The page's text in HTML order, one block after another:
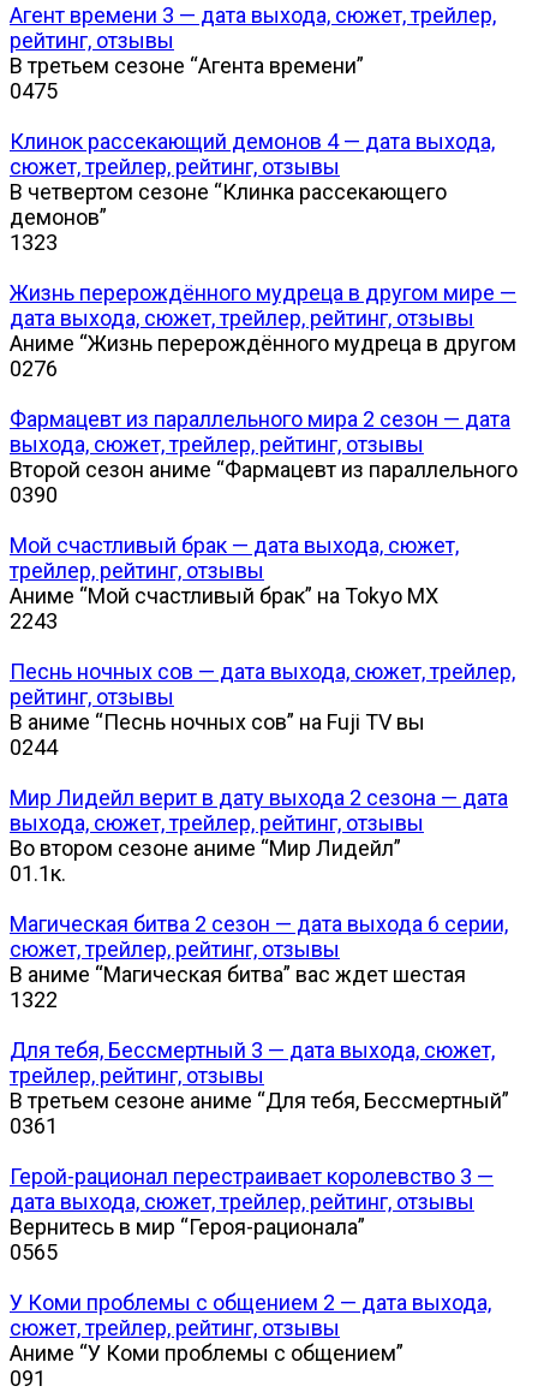
Агент времени 3 — дата выхода, сюжет, трейлер,
рейтинг, отзывы
В третьем сезоне “Агента времени”
0475
Клинок рассекающий демонов 4 — дата выхода,
сюжет, трейлер, рейтинг, отзывы
В четвертом сезоне “Клинка рассекающего
демонов”
1323
Жизнь перерождённого мудреца в другом мире —
дата выхода, сюжет, трейлер, рейтинг, отзывы
Аниме “Жизнь перерождённого мудреца в другом
0276
Фармацевт из параллельного мира 2 сезон — дата
выхода, сюжет, трейлер, рейтинг, отзывы
Второй сезон аниме “Фармацевт из параллельного
0390
Мой счастливый брак — дата выхода, сюжет,
трейлер, рейтинг, отзывы
Аниме “Мой счастливый брак” на Tokyo MX
2243
Песнь ночных сов — дата выхода, сюжет, трейлер,
рейтинг, отзывы
В аниме “Песнь ночных сов” на Fuji TV вы
0244
Мир Лидейл верит в дату выхода 2 сезона — дата
выхода, сюжет, трейлер, рейтинг, отзывы
Во втором сезоне аниме “Мир Лидейл”
01.1к.
Магическая битва 2 сезон — дата выхода 6 серии,
сюжет, трейлер, рейтинг, отзывы
В аниме “Магическая битва” вас ждет шестая
1322
Для тебя, Бессмертный 3 — дата выхода, сюжет,
трейлер, рейтинг, отзывы
В третьем сезоне аниме “Для тебя, Бессмертный”
0361
Герой-рационал перестраивает королевство 3 —
дата выхода, сюжет, трейлер, рейтинг, отзывы
Вернитесь в мир “Героя-рационала”
0565
У Коми проблемы с общением 2 — дата выхода,
сюжет, трейлер, рейтинг, отзывы
Аниме “У Коми проблемы с общением”
091